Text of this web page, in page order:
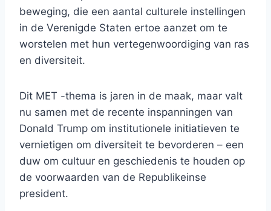
beweging, die een aantal culturele instellingen
in de Verenigde Staten ertoe aanzet om te
worstelen met hun vertegenwoordiging van ras
en diversiteit.
Dit MET -thema is jaren in de maak, maar valt
nu samen met de recente inspanningen van
Donald Trump om institutionele initiatieven te
vernietigen om diversiteit te bevorderen – een
duw om cultuur en geschiedenis te houden op
de voorwaarden van de Republikeinse
president.